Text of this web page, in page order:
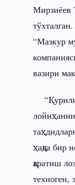
Мирзиёев
тўхталган.
“Мазкур
вазири
ҳақда бир
қаратиш
техноген,